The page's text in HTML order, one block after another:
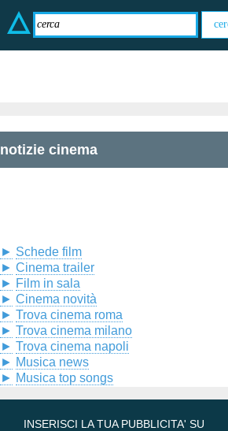
notizie cinema
► Schede film
► Cinema trailer
► Film in sala
► Cinema novità
► Trova cinema roma
► Trova cinema milano
► Trova cinema napoli
► Musica news
► Musica top songs
INSERISCI LA TUA PUBBLICITA' SU